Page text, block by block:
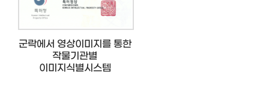
군락에서 영상이미지를 통한
작물기관별
이미지식별시스템